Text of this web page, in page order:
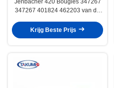
347267 401824 462203 van de
Krijg Beste Prijs